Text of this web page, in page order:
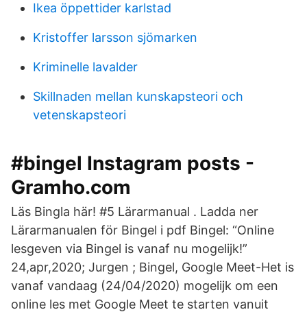
Ikea öppettider karlstad
Kristoffer larsson sjömarken
Kriminelle lavalder
Skillnaden mellan kunskapsteori och
vetenskapsteori
#bingel Instagram posts -
Gramho.com
Läs Bingla här! #5 Lärarmanual . Ladda ner
Lärarmanualen för Bingel i pdf Bingel: “Online
lesgeven via Bingel is vanaf nu mogelijk!”
24,apr,2020; Jurgen ; Bingel, Google Meet-Het is
vanaf vandaag (24/04/2020) mogelijk om een
online les met Google Meet te starten vanuit